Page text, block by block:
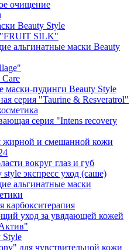
очищение
Beauty Style
SILK"
альгинатные маски Beauty
маски-пудинги Beauty Style
серия "Taurine & Resveratrol"
серия "Intens recovery
жирной и смешанной кожи
вокруг глаз и губ
экспресс уход (саше)
альгинатные маски
карбокситерапия
уход за увядающей кожей
Style
для чувствительной кожи